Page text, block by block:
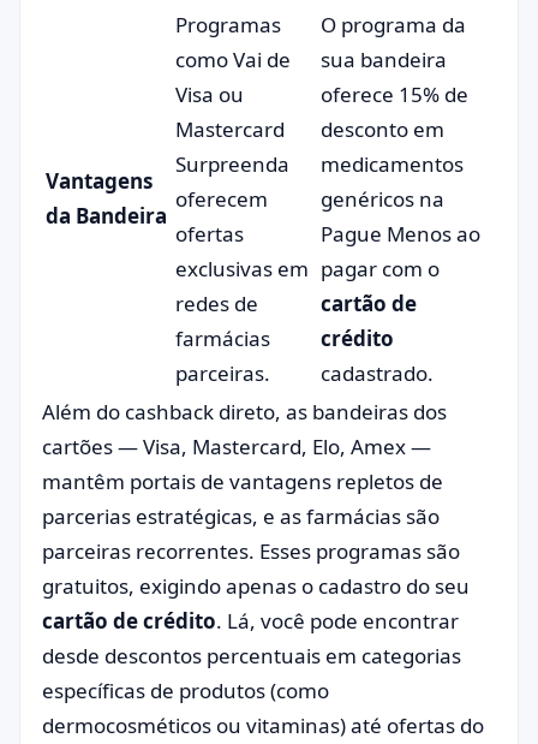
Vantagens
da Bandeira
Programas
comoVai de
Visa ou
Mastercard
Surpreenda
oferecem
ofertas
exclusivas em
redes de
farmácias
parceiras.
O programa da
sua bandeira
oferece 15% de
desconto em
medicamentos
genéricos na
Pague Menos ao
pagar com o
cartão de
crédito
cadastrado.
Além do cashback direto, as bandeiras dos
cartões — Visa, Mastercard, Elo, Amex —
mantêm portais de vantagens repletos de
parcerias estratégicas, e as farmácias são
parceiras recorrentes. Esses programas são
gratuitos, exigindo apenas o cadastro do seu
cartão de crédito. Lá, você pode encontrar
desde descontos percentuais em categorias
específicas de produtos (como
dermocosméticos ou vitaminas) até ofertas do